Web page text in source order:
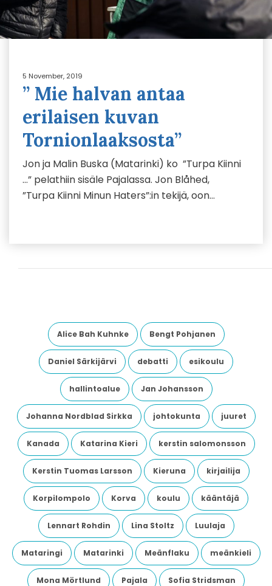
5 November, 2019
” Mie halvan antaa
erilaisen kuvan
Tornionlaaksosta”
Jon ja Malin Buska (Matarinki) ko ”Turpa Kiinni
…” pelathiin sisäle Pajalassa. Jon Blåhed,
”Turpa Kiinni Minun Haters”:in tekijä, oon…
Alice Bah Kuhnke Bengt Pohjanen
Daniel Särkijärvi debatti esikoulu
hallintoalue Jan Johansson
Johanna Nordblad Sirkka johtokunta juuret
Kanada Katarina Kieri kerstin salomonsson
Kerstin Tuomas Larsson Kieruna kirjailija
Korpilompolo Korva koulu kääntäjä
Lennart Rohdin Lina Stoltz Luulaja
Mataringi Matarinki Meänflaku meänkieli
Mona Mörtlund Pajala Sofia Stridsman